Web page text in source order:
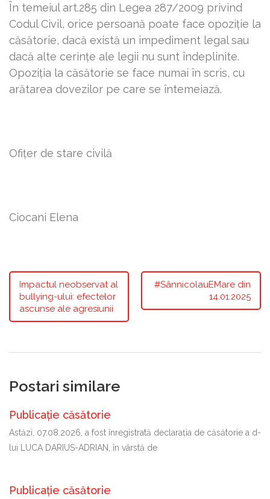
În temeiul art.285 din Legea 287/2009 privind
Codul Civil, orice persoană poate face opoziţie la
căsătorie, dacă există un impediment legal sau
dacă alte cerinţe ale legii nu sunt îndeplinite.
Opoziţia la căsătorie se face numai în scris, cu
arătarea dovezilor pe care se întemeiază.
Ofiţer de stare civilă
Ciocani Elena
Impactul neobservat al
bullying-ului: efectelor
ascunse ale agresiunii
#SânnicolauEMare din
14.01.2025
Postari similare
Publicație căsătorie
Astăzi, 07.08.2026, a fost înregistrată declaraţia de căsătorie a d-
lui LUCA DARIUS-ADRIAN, în vârstă de
Publicație căsătorie